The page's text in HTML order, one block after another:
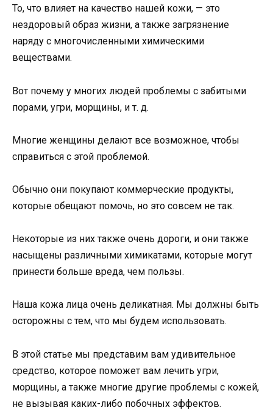
То, что влияет на качество нашей кожи, — это
нездоровый образ жизни, а также загрязнение
наряду с многочисленными химическими
веществами.
Вот почему у многих людей проблемы с забитыми
порами, угри, морщины, и т. д.
Многие женщины делают все возможное, чтобы
справиться с этой проблемой.
Обычно они покупают коммерческие продукты,
которые обещают помочь, но это совсем не так.
Некоторые из них также очень дороги, и они также
насыщены различными химикатами, которые могут
принести больше вреда, чем пользы.
Наша кожа лица очень деликатная. Мы должны быть
осторожны с тем, что мы будем использовать.
В этой статье мы представим вам удивительное
средство, которое поможет вам лечить угри,
морщины, а также многие другие проблемы с кожей,
не вызывая каких-либо побочных эффектов.